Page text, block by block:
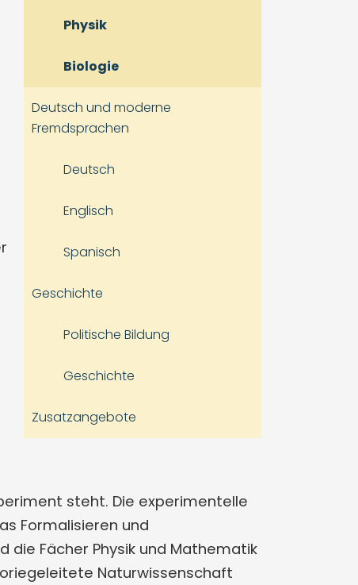
Physik
Biologie
Deutsch und moderne
Fremdsprachen
Deutsch
Englisch
Spanisch
Geschichte
Politische Bildung
Geschichte
Zusatzangebote
steht. Die experimentelle
Formalisieren und
die Fächer Physik und Mathematik
Naturwissenschaft